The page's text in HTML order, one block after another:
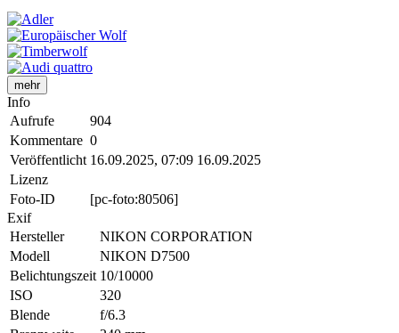
mehr
Info
Aufrufe
904
Kommentare 0
Veröffentlicht 16.09.2025, 07:09 16.09.2025
Lizenz
Foto-ID
[pc-foto:80506]
Exif
Hersteller
NIKON CORPORATION
Modell
NIKON D7500
Belichtungszeit 10/10000
ISO
320
Blende
f/6.3